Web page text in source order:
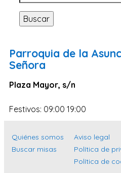
Valladolid
Sevilla
Santa Cruz de Tenerife
Islas Baleares
Las Palmas
Buscar
Parroquia de la
Señora
Plaza Mayor, s/n
Festivos: 09:00 19:00
Quiénes somos
Buscar misas
Aviso legal
Política de
Política de